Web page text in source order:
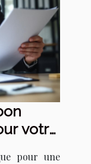
votre
pour une